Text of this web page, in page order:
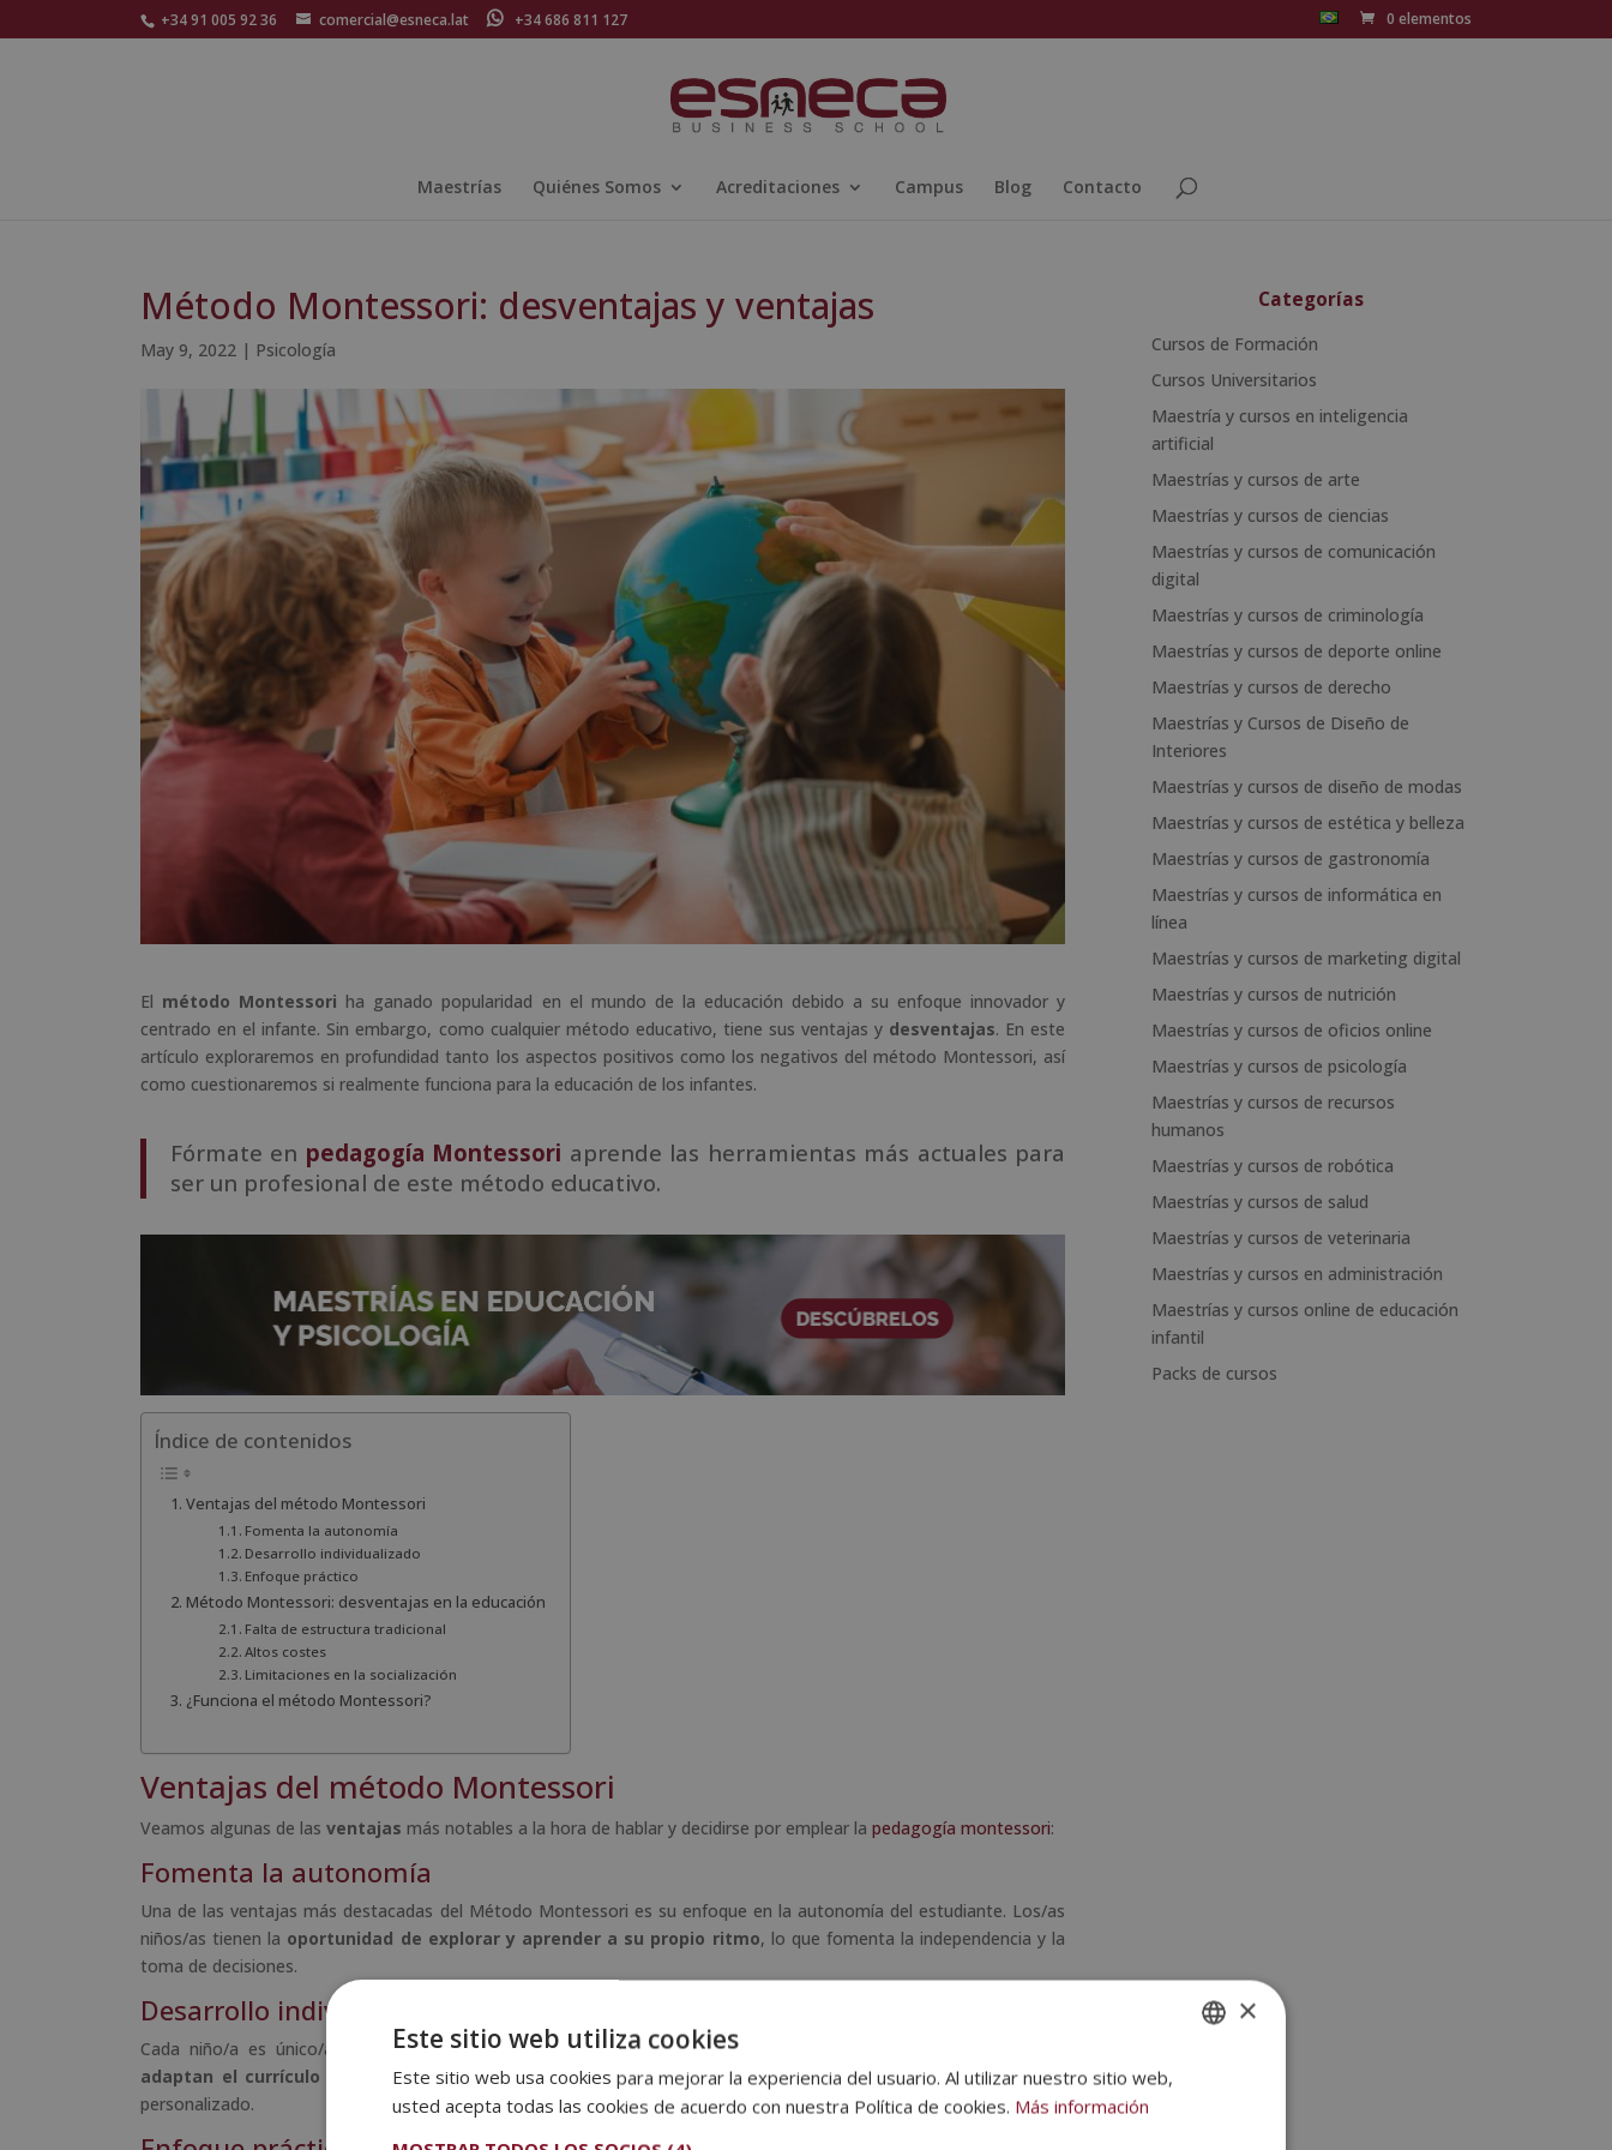
+34 91 005 92 36 comercial@esneca.lat +34 686 811 127 0 elementos
Maestrías Quiénes Somos Acreditaciones Campus Blog Contacto
Método Montessori: desventajas y ventajas
May 9, 2022 | Psicología
El método Montessori ha ganado popularidad en el mundo de la educación debido a su enfoque innovador y
centrado en el infante. Sin embargo, como cualquier método educativo, tiene sus ventajas y desventajas. En este
artículo exploraremos en profundidad tanto los aspectos positivos como los negativos del método Montessori, así
como cuestionaremos si realmente funciona para la educación de los infantes.
Fórmate en pedagogía Montessori aprende las herramientas más actuales para
ser un profesional de este método educativo.
Índice de contenidos
Ventajas del método Montessori
Fomenta la autonomía
Desarrollo individualizado
Enfoque práctico
Método Montessori: desventajas en la educación
Falta de estructura tradicional
Altos costes
Limitaciones en la socialización
¿Funciona el método Montessori?
Ventajas del método Montessori
Veamos algunas de las ventajas más notables a la hora de hablar y decidirse por emplear la pedagogía montessori:
Fomenta la autonomía
Una de las ventajas más destacadas del Método Montessori es su enfoque en la autonomía del estudiante. Los/as
niños/as tienen la oportunidad de explorar y aprender a su propio ritmo, lo que fomenta la independencia y la
toma de decisiones.
Desarrollo individualizado
Cada niño/a es único/a y el Método Montessori reconoce esta singularidad. Los/as
adaptan el currículo y las actividades a las necesidades de cada alumno/a, lo que permite un desarrollo
personalizado.
Categorías
Cursos de Formación
Cursos Universitarios
Maestría y cursos en inteligencia
artificial
Maestrías y cursos de arte
Maestrías y cursos de ciencias
Maestrías y cursos de comunicación
digital
Maestrías y cursos de criminología
Maestrías y cursos de deporte online
Maestrías y cursos de derecho
Maestrías y Cursos de Diseño de
Interiores
Maestrías y cursos de diseño de modas
Maestrías y cursos de estética y belleza
Maestrías y cursos de gastronomía
Maestrías y cursos de informática en
línea
Maestrías y cursos de marketing digital
Maestrías y cursos de nutrición
Maestrías y cursos de oficios online
Maestrías y cursos de psicología
Maestrías y cursos de recursos
humanos
Maestrías y cursos de robótica
Maestrías y cursos de salud
Maestrías y cursos de veterinaria
Maestrías y cursos en administración
Maestrías y cursos online de educación
infantil
Packs de cursos
SPANISH
×
Este sitio web utiliza cookies
Este sitio web usa cookies para mejorar la experiencia del usuario. Al utilizar nuestro sitio web,
usted acepta todas las cookies de acuerdo con nuestra Política de cookies. Más información